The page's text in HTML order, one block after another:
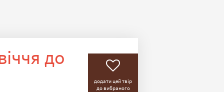
до
додати цей твір
до вибраного